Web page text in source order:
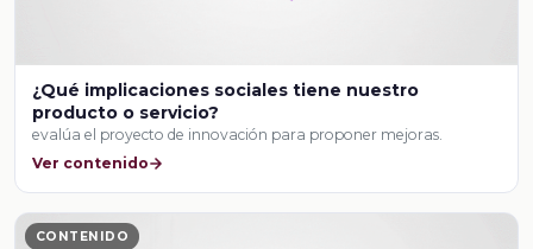
¿Qué implicaciones sociales tiene nuestro
producto o servicio?
evalúa el proyecto de innovación para proponer mejoras.
Ver contenido
CONTENIDO